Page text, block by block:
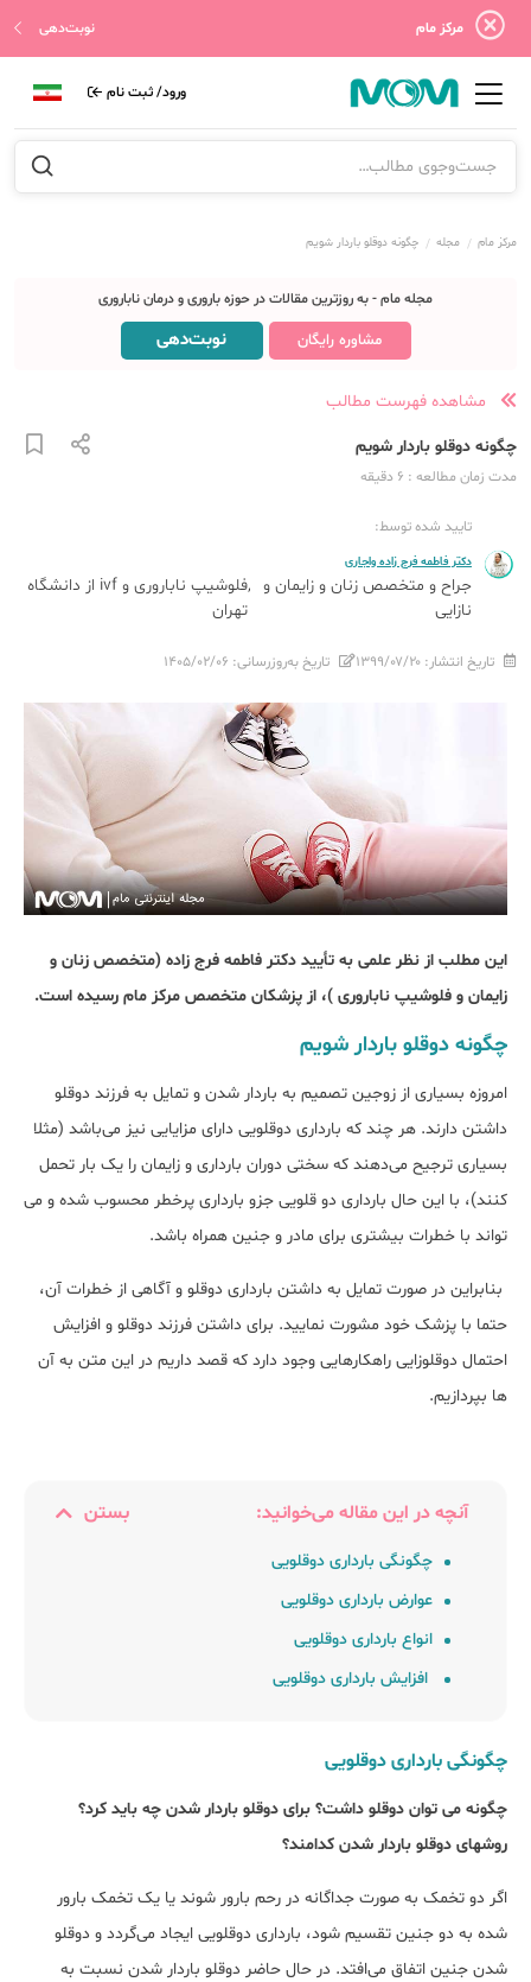
مرکز مام نوبت‌دهی
ورود/ ثبت نام
مرکز مام مجله چگونه دوقلو باردار شویم
مجله مام - به روزترین مقالات در حوزه باروری و درمان ناباروری
مشاوره رایگان نوبت‌دهی
مشاهده فهرست مطالب
چگونه دوقلو باردار شویم
مدت زمان مطالعه : 6 دقیقه
تایید شده توسط:
دکتر فاطمه فرج زاده واجاری
جراح و متخصص زنان و زایمان و
نازایی
فلوشیپ ناباروری و ivf از دانشگاه
تهران
تاریخ انتشار: ۱۳۹۹/۰۷/۲۰ تاریخ به‌روزرسانی: ۱۴۰۵/۰۲/۰۶
این مطلب از نظر علمی به تأیید دکتر فاطمه فرج زاده (متخصص زنان و
زایمان و فلوشیپ ناباروری )، از پزشکان متخصص مرکز مام رسیده است.
چگونه دوقلو باردار شویم
امروزه بسیاری از زوجین تصمیم به باردار شدن و تمایل به فرزند دوقلو
داشتن دارند. هر چند که بارداری دوقلویی دارای مزایایی نیز می‌باشد (مثلا
بسیاری ترجیح می‌دهند که سختی دوران بارداری و زایمان را یک بار تحمل
کنند)، با این حال بارداری دو قلویی جزو بارداری پرخطر محسوب شده و می
تواند با خطرات بیشتری برای مادر و جنین همراه باشد.
بنابراین در صورت تمایل به داشتن بارداری دوقلو و آگاهی از خطرات آن،
حتما با پزشک خود مشورت نمایید. برای داشتن فرزند دوقلو و افزایش
احتمال دوقلوزایی راهکارهایی وجود دارد که قصد داریم در این متن به آن
ها بپردازیم.
آنچه در این مقاله می‌خوانید: بستن
چگونگی بارداری دوقلویی
عوارض بارداری دوقلویی
انواع بارداری دوقلویی
افزایش بارداری دوقلویی
چگونگی بارداری دوقلویی
چگونه می توان دوقلو داشت؟ برای دوقلو باردار شدن چه باید کرد؟
روشهای دوقلو باردار شدن کدامند؟
اگر دو تخمک به صورت جداگانه در رحم بارور شوند یا یک تخمک بارور
شده به دو جنین تقسیم شود، بارداری دوقلویی ایجاد می‌گردد و دوقلو
شدن جنین اتفاق می‌افتد. در حال حاضر دوقلو باردار شدن نسبت به